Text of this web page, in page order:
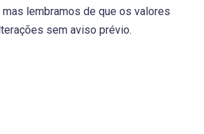
lembramos de que os valores
sem aviso prévio.